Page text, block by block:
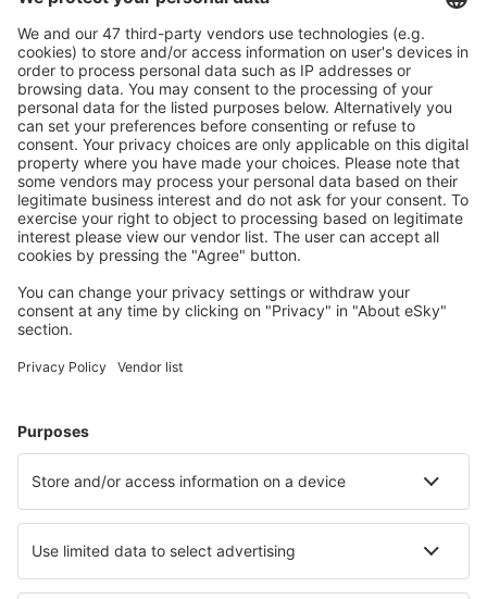
Rezervare fără griji cu opțiune gratuită de anulare.
Economiseşte mai mult
Prețuri atractive și oferte speciale pentru utilizatorii
conectați.
Cazarea preferată
Alege din peste 1,3 mil. de opţiuni: hoteluri, cabane,
apartamente și altele.
Cele mai căutate hoteluri de către utilizatorii eSky
Hoteluri în Franţa - Orașe populare
Hoteluri în Paris
Hoteluri în Champagny-en-Vanoise Hoteluri în Arzon
Hoteluri în Sarzeau Hoteluri în Saint-Cyr-sur-Mer
Hoteluri în Metz